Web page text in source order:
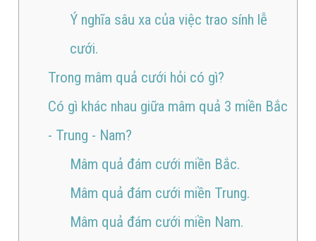
Ý nghĩa sâu xa của việc trao sính lễ
cưới.
Trong mâm quả cưới hỏi có gì?
Có gì khác nhau giữa mâm quả 3 miền Bắc
- Trung - Nam?
Mâm quả đám cưới miền Bắc.
Mâm quả đám cưới miền Trung.
Mâm quả đám cưới miền Nam.